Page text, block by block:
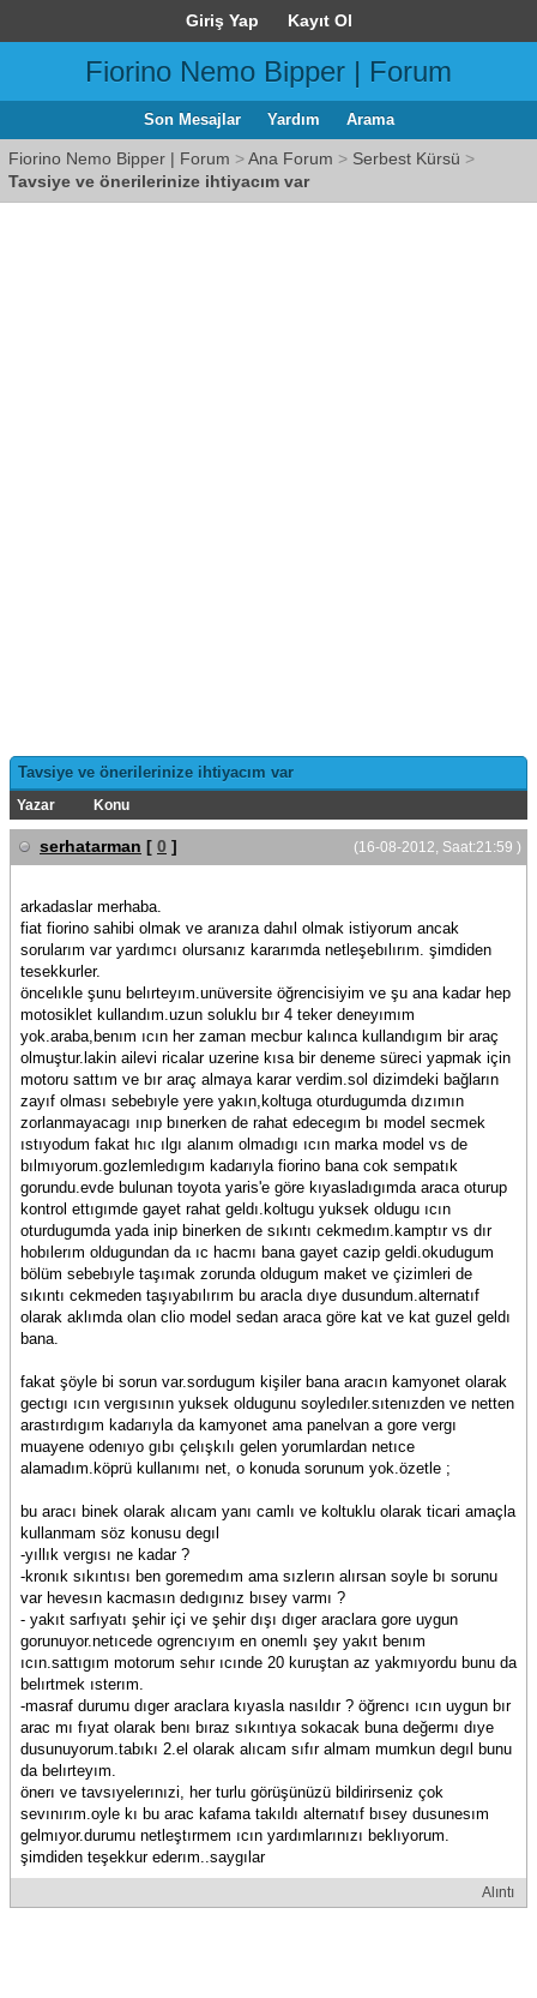
Giriş Yap Kayıt Ol
Fiorino Nemo Bipper | Forum
Son Mesajlar Yardım Arama
Fiorino Nemo Bipper | Forum >Ana Forum > Serbest Kürsü >
Tavsiye ve önerilerinize ihtiyacım var
Tavsiye ve önerilerinize ihtiyacım var
Yazar Konu
(16-08-2012, Saat:21:59 )
serhatarman [ 0 ]
arkadaslar merhaba.
fiat fiorino sahibi olmak ve aranıza dahıl olmak istiyorum ancak
sorularım var yardımcı olursanız kararımda netleşebılırım. şimdiden
tesekkurler.
öncelıkle şunu belırteyım.unüversite öğrencisiyim ve şu ana kadar hep
motosiklet kullandım.uzun soluklu bır 4 teker deneyımım
yok.araba,benım ıcın her zaman mecbur kalınca kullandıgım bir araç
olmuştur.lakin ailevi ricalar uzerine kısa bir deneme süreci yapmak için
motoru sattım ve bır araç almaya karar verdim.sol dizimdeki bağların
zayıf olması sebebıyle yere yakın,koltuga oturdugumda dızımın
zorlanmayacagı ınıp bınerken de rahat edecegım bı model secmek
ıstıyodum fakat hıc ılgı alanım olmadıgı ıcın marka model vs de
bılmıyorum.gozlemledıgım kadarıyla fiorino bana cok sempatık
gorundu.evde bulunan toyota yaris'e göre kıyasladıgımda araca oturup
kontrol ettıgımde gayet rahat geldı.koltugu yuksek oldugu ıcın
oturdugumda yada inip binerken de sıkıntı cekmedım.kamptır vs dır
hobılerım oldugundan da ıc hacmı bana gayet cazip geldi.okudugum
bölüm sebebıyle taşımak zorunda oldugum maket ve çizimleri de
sıkıntı cekmeden taşıyabılırım bu aracla dıye dusundum.alternatıf
olarak aklımda olan clio model sedan araca göre kat ve kat guzel geldı
bana.
fakat şöyle bi sorun var.sordugum kişiler bana aracın kamyonet olarak
gectıgı ıcın vergısının yuksek oldugunu soyledıler.sıtenızden ve netten
arastırdıgım kadarıyla da kamyonet ama panelvan a gore vergı
muayene odenıyo gıbı çelışkılı gelen yorumlardan netıce
alamadım.köprü kullanımı net, o konuda sorunum yok.özetle ;
bu aracı binek olarak alıcam yanı camlı ve koltuklu olarak ticari amaçla
kullanmam söz konusu degıl
-yıllık vergısı ne kadar ?
-kronık sıkıntısı ben goremedım ama sızlerın alırsan soyle bı sorunu
var hevesın kacmasın dedıgınız bısey varmı ?
- yakıt sarfıyatı şehir içi ve şehir dışı dıger araclara gore uygun
gorunuyor.netıcede ogrencıyım en onemlı şey yakıt benım
ıcın.sattıgım motorum sehır ıcınde 20 kuruştan az yakmıyordu bunu da
belırtmek ısterım.
-masraf durumu dıger araclara kıyasla nasıldır ? öğrencı ıcın uygun bır
arac mı fıyat olarak benı bıraz sıkıntıya sokacak buna değermı dıye
dusunuyorum.tabıkı 2.el olarak alıcam sıfır almam mumkun degıl bunu
da belırteyım.
önerı ve tavsıyelerınızi, her turlu görüşünüzü bildirirseniz çok
sevınırım.oyle kı bu arac kafama takıldı alternatıf bısey dusunesım
gelmıyor.durumu netleştırmem ıcın yardımlarınızı beklıyorum.
şimdiden teşekkur ederım..saygılar
Alıntı